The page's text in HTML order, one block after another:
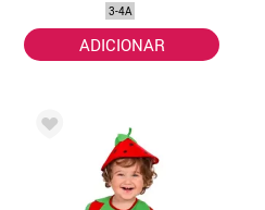
3-4A
ADICIONAR